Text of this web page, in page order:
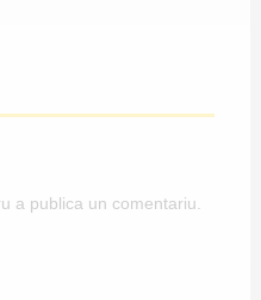
a publica un comentariu.